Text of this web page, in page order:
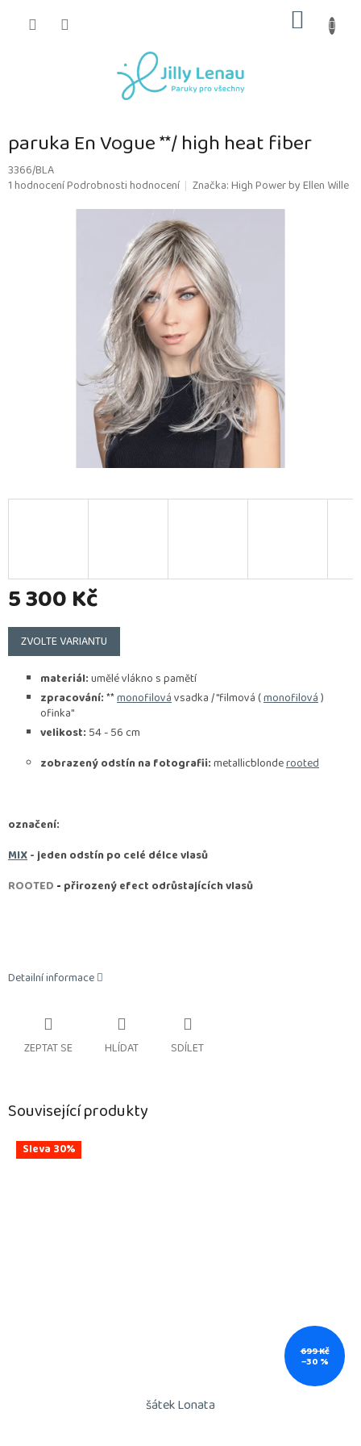
KOŠÍK
paruka En Vogue **/ high heat fiber
3366/BLA
Průměrné
1 hodnoceníPodrobnosti hodnocení Značka:High Power by Ellen Wille
5 300 Kč
Měrná
cena:
ZVOLTE VARIANTU
materiál:umělé vlákno s pamětí
zpracování:**monofilovávsadka / "filmová (monofilová)
ofinka"
velikost: 54 - 56 cm
zobrazený odstín na fotografii:metallicblonderooted
označení:
MIX- jeden odstín po celé délce vlasů
ROOTED - přirozený efect odrůstajících vlasů
Detailní informace
ZEPTAT SE HLÍDAT SDÍLET
Související produkty
Sleva 30%
699 Kč
–30 %
šátek Lonata